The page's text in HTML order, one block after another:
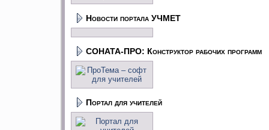
Новости портала УЧМЕТ
СОНАТА-ПРО: Конструктор рабочих программ
Портал для учителей